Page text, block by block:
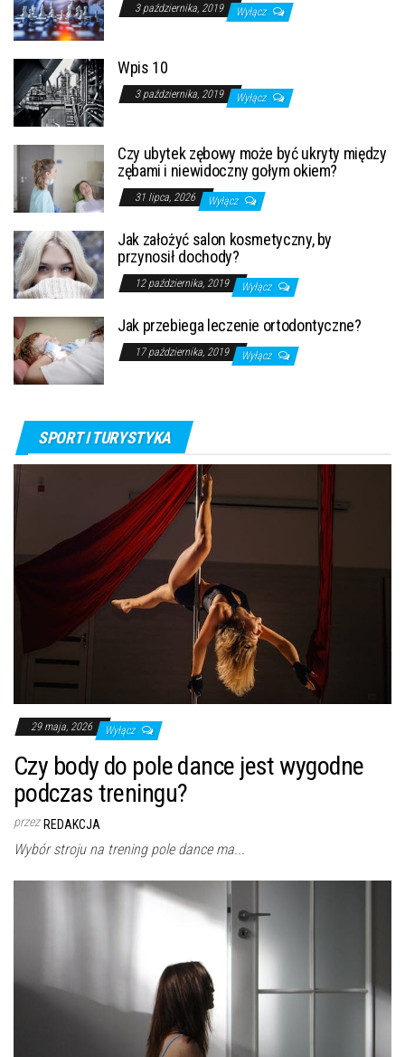
3 października, 2019 Wyłącz
Wpis 10
3 października, 2019 Wyłącz
Czy ubytek zębowy może być ukryty między
zębami i niewidoczny gołym okiem?
31 lipca, 2026 Wyłącz
Jak założyć salon kosmetyczny, by
przynosił dochody?
12 października, 2019 Wyłącz
Jak przebiega leczenie ortodontyczne?
17 października, 2019 Wyłącz
SPORT I TURYSTYKA
29 maja, 2026 Wyłącz
Czy body do pole dance jest wygodne
podczas treningu?
przez REDAKCJA
Wybór stroju na trening pole dance ma...